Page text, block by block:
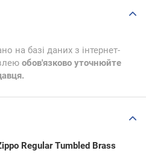
на базі даних з інтернет-
обов'язково уточнюйте
Regular Tumbled Brass